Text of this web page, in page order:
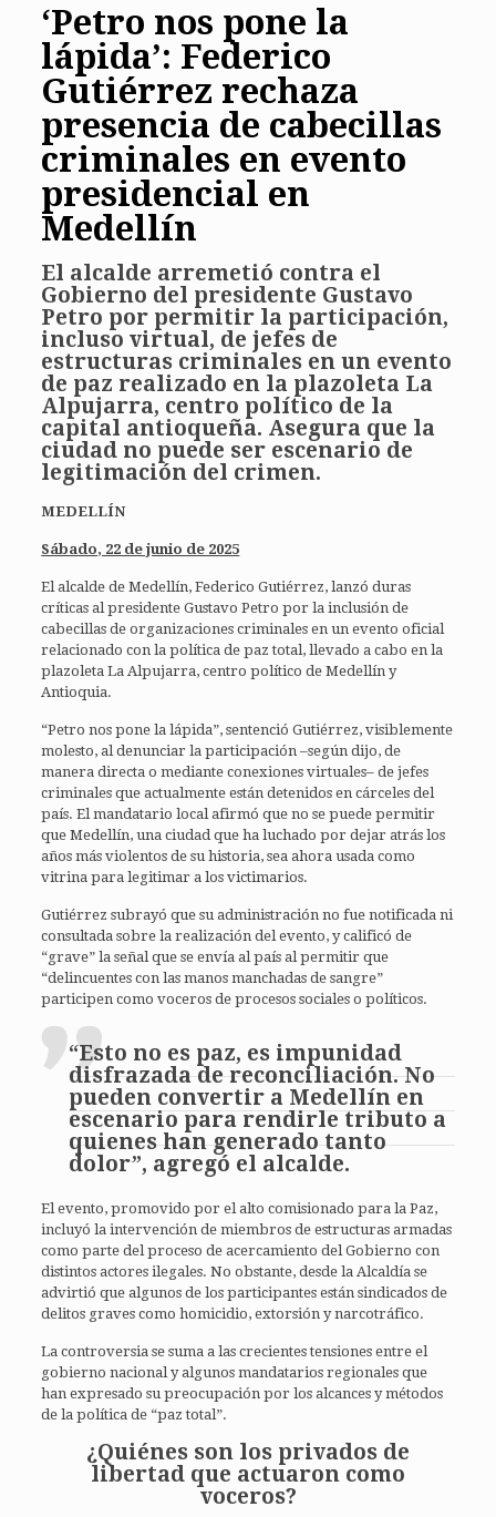
‘Petro nos pone la
lápida’: Federico
Gutiérrez rechaza
presencia de cabecillas
criminales en evento
presidencial en
Medellín
El alcalde arremetió contra el
Gobierno del presidente Gustavo
Petro por permitir la participación,
incluso virtual, de jefes de
estructuras criminales en un evento
de paz realizado en la plazoleta La
Alpujarra, centro político de la
capital antioqueña. Asegura que la
ciudad no puede ser escenario de
legitimación del crimen.
MEDELLÍN
Sábado, 22 de junio de 2025
El alcalde de Medellín, Federico Gutiérrez, lanzó duras
críticas al presidente Gustavo Petro por la inclusión de
cabecillas de organizaciones criminales en un evento oficial
relacionado con la política de paz total, llevado a cabo en la
plazoleta La Alpujarra, centro político de Medellín y
Antioquia.
“Petro nos pone la lápida”, sentenció Gutiérrez, visiblemente
molesto, al denunciar la participación –según dijo, de
manera directa o mediante conexiones virtuales– de jefes
criminales que actualmente están detenidos en cárceles del
país. El mandatario local afirmó que no se puede permitir
que Medellín, una ciudad que ha luchado por dejar atrás los
años más violentos de su historia, sea ahora usada como
vitrina para legitimar a los victimarios.
Gutiérrez subrayó que su administración no fue notificada ni
consultada sobre la realización del evento, y calificó de
“grave” la señal que se envía al país al permitir que
“delincuentes con las manos manchadas de sangre”
participen como voceros de procesos sociales o políticos.
“Esto no es paz, es impunidad
disfrazada de reconciliación. No
pueden convertir a Medellín en
escenario para rendirle tributo a
quienes han generado tanto
dolor”, agregó el alcalde.
El evento, promovido por el alto comisionado para la Paz,
incluyó la intervención de miembros de estructuras armadas
como parte del proceso de acercamiento del Gobierno con
distintos actores ilegales. No obstante, desde la Alcaldía se
advirtió que algunos de los participantes están sindicados de
delitos graves como homicidio, extorsión y narcotráfico.
La controversia se suma a las crecientes tensiones entre el
gobierno nacional y algunos mandatarios regionales que
han expresado su preocupación por los alcances y métodos
de la política de “paz total”.
¿Quiénes son los privados de
libertad que actuaron como
voceros?